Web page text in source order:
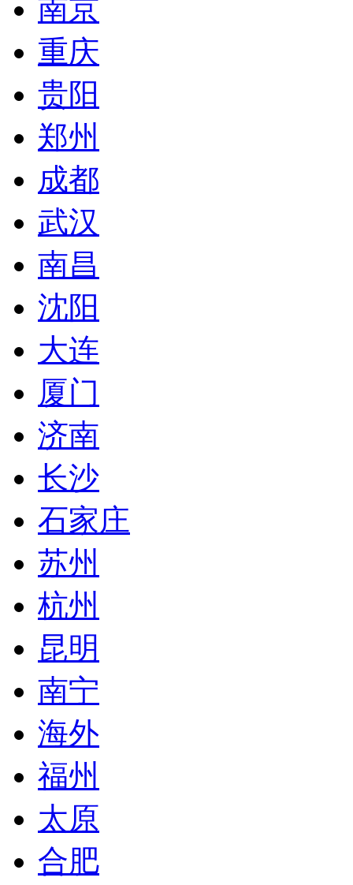
南京
重庆
贵阳
郑州
成都
武汉
南昌
沈阳
大连
厦门
济南
长沙
石家庄
苏州
杭州
昆明
南宁
海外
福州
太原
合肥